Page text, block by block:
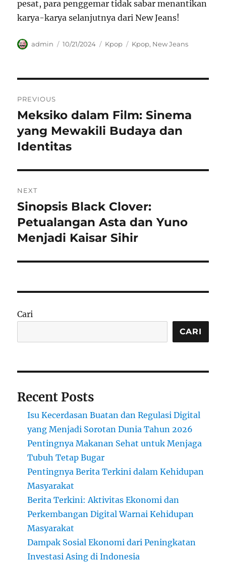
pesat, para penggemar tidak sabar menantikan
karya-karya selanjutnya dari New Jeans!
Author
admin
Posted
10/21/2024 Categories
Kpop Tags
Kpop, New Jeans
pos
PREVIOUS
Previous
post:
Meksiko dalam Film: Sinema
yang Mewakili Budaya dan
Identitas
NEXT
Next
post:
Sinopsis Black Clover:
Petualangan Asta dan Yuno
Menjadi Kaisar Sihir
Cari
CARI
Recent Posts
Isu Kecerdasan Buatan dan Regulasi Digital
yang Menjadi Sorotan Dunia Tahun 2026
Pentingnya Makanan Sehat untuk Menjaga
Tubuh Tetap Bugar
Pentingnya Berita Terkini dalam Kehidupan
Masyarakat
Berita Terkini: Aktivitas Ekonomi dan
Perkembangan Digital Warnai Kehidupan
Masyarakat
Dampak Sosial Ekonomi dari Peningkatan
Investasi Asing di Indonesia